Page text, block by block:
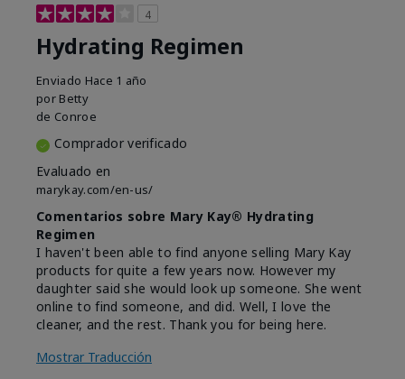
4
Hydrating Regimen
Enviado Hace 1 año
por Betty
de Conroe
Comprador verificado
Evaluado en
marykay.com/en-us/
Comentarios sobre Mary Kay® Hydrating
Regimen
I haven't been able to find anyone selling Mary Kay
products for quite a few years now. However my
daughter said she would look up someone. She went
online to find someone, and did. Well, I love the
cleaner, and the rest. Thank you for being here.
Mostrar Traducción